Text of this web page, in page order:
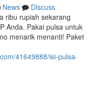
News
Discuss
ribu rupiah sekarang
Anda. Pakai pulsa untuk
menarik menanti! Paket
41649888/isi-pulsa-